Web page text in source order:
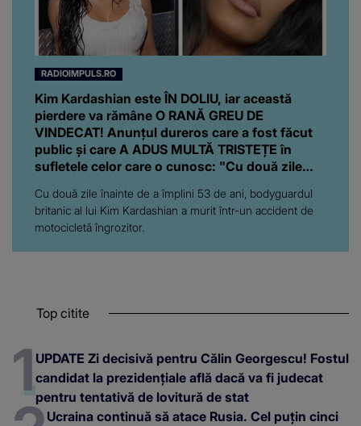
RADIOIMPULS.RO
Kim Kardashian este ÎN DOLIU, iar această
pierdere va rămâne O RANĂ GREU DE
VINDECAT! Anunțul dureros care a fost făcut
public și care A ADUS MULTĂ TRISTEȚE în
sufletele celor care o cunosc: "Cu două zile
Cu două zile înainte de a împlini 53 de ani, bodyguardul
britanic al lui Kim Kardashian a murit într-un accident de
motocicletă îngrozitor.
Top citite
UPDATE Zi decisivă pentru Călin Georgescu! Fostul
candidat la prezidențiale află dacă va fi judecat
pentru tentativă de lovitură de stat
Ucraina continuă să atace Rusia. Cel puțin cinci